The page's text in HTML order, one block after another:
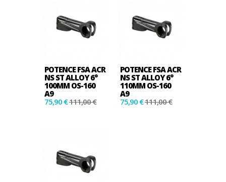
POTENCE FSA ACR
NS ST ALLOY 6°
100MM OS-160
A9
75,90 €111,00 €
POTENCE FSA ACR
NS ST ALLOY 6°
110MM OS-160
A9
75,90 €111,00 €